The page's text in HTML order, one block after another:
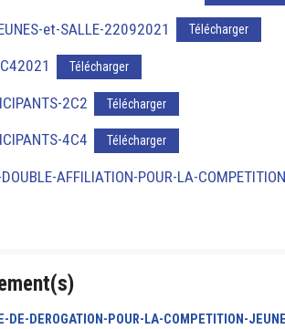
et-SALLE-22092021 Télécharger
Télécharger
2C2 Télécharger
4C4 Télécharger
AFFILIATION-POUR-LA-
DE-DEROGATION-POUR-LA-COMPETITION-